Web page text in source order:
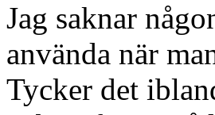
Jag saknar
använda när
Tycker det